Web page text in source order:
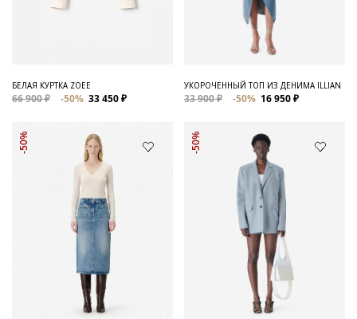
БЕЛАЯ КУРТКА ZOEE
66 900 ₽ -50% 33 450 ₽
УКОРОЧЕННЫЙ ТОП ИЗ ДЕНИМА ILLIAN
33 900 ₽ -50% 16 950 ₽
-50% -50%